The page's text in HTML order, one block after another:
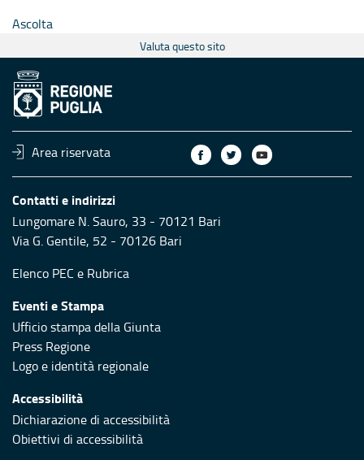
Ascolta
Valuta questo sito
Area riservata
Contatti e indirizzi
Lungomare N. Sauro, 33 - 70121 Bari
Via G. Gentile, 52 - 70126 Bari
Elenco PEC e Rubrica
Eventi e Stampa
Ufficio stampa della Giunta
Press Regione
Logo e identità regionale
Accessibilità
Dichiarazione di accessibilità
Obiettivi di accessibilità